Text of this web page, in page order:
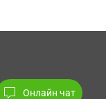
Онлайн чат